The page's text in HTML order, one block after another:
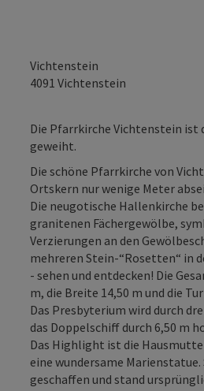
Vichtenstein
4091 Vichtenstein
Die Pfarrkirche Vichtenstein ist
geweiht.
Die schöne Pfarrkirche von
Ortskern nur wenige Meter
Die neugotische Hallenkirche
granitenen Fächergewölbe,
Verzierungen an den
mehreren Stein-“Rosetten“ in
- sehen und entdecken! Die
m, die Breite 14,50 m und die
Das Presbyterium wird durch
das Doppelschiff durch 6,50 m
Das Highlight ist die
eine wundersame Marienstatue.
geschaffen und stand